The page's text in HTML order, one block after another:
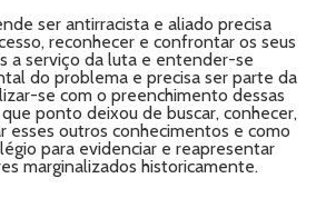
ser antirracista e aliado precisa
reconhecer e confrontar os seus
a serviço da luta e entender-se
do problema e precisa ser parte da
se com o preenchimento dessas
ponto deixou de buscar, conhecer,
esses outros conhecimentos e como
para evidenciar e reapresentar
marginalizados historicamente.